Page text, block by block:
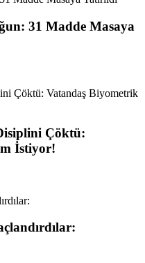
31 Madde Masaya
Çöktü:
İstiyor!